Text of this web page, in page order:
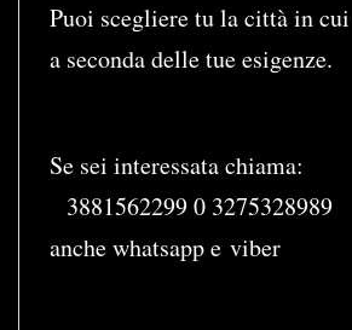
Puoi scegliere tu la città in
a seconda delle tue esigenze.
Se sei interessata chiama:
3881562299 0 3275328989
anche whatsapp e viber